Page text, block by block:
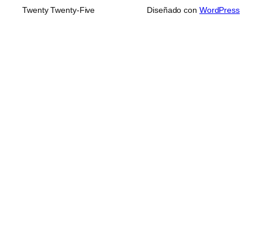
Twenty Twenty-Five Diseñado con WordPress